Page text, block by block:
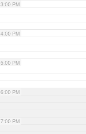
3:00 PM
4:00 PM
5:00 PM
6:00 PM
7:00 PM